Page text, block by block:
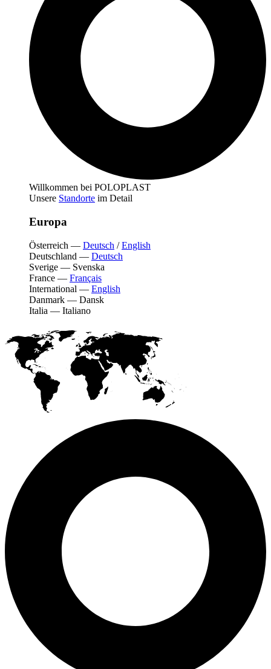
Willkommen bei POLOPLAST
Unsere Standorte im Detail
Europa
Österreich — Deutsch /English
Deutschland — Deutsch
Sverige — Svenska
France — Français
International — English
Danmark — Dansk
Italia — Italiano